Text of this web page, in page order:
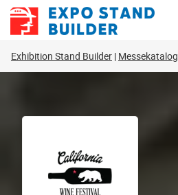
Zum
Inhalt
Exhibition Stand Builder Messekatalog